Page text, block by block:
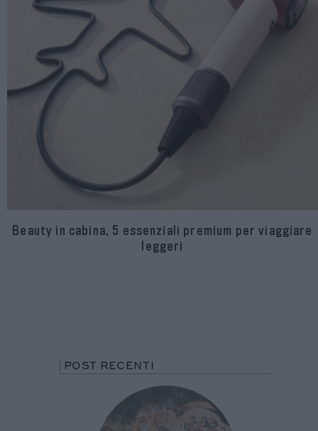
Beauty in cabina, 5 essenziali premium per viaggiare
leggeri
POST RECENTI